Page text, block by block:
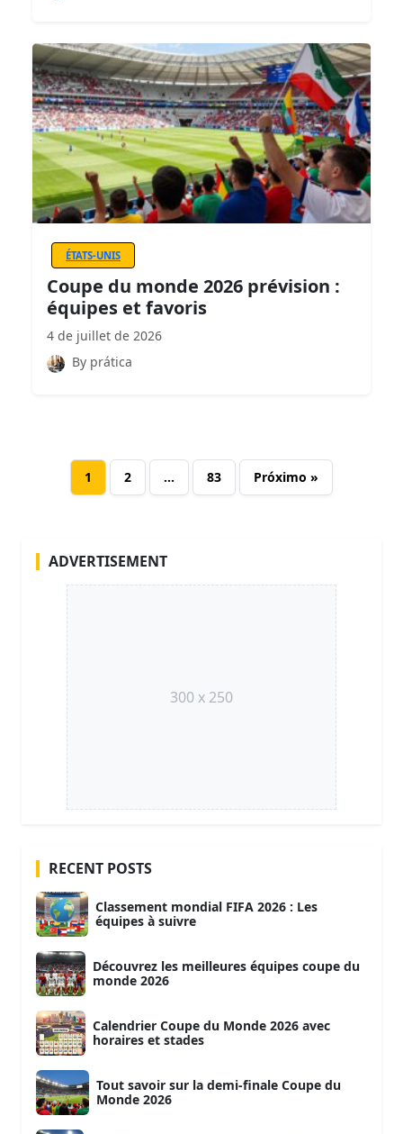
ÉTATS-UNIS
Coupe du monde 2026 prévision :
équipes et favoris
4 de juillet de 2026
By prática
1 2 … 83 Próximo »
ADVERTISEMENT
300 x 250
RECENT POSTS
Classement mondial FIFA 2026 : Les
équipes à suivre
Découvrez les meilleures équipes coupe du
monde 2026
Calendrier Coupe du Monde 2026 avec
horaires et stades
Tout savoir sur la demi-finale Coupe du
Monde 2026